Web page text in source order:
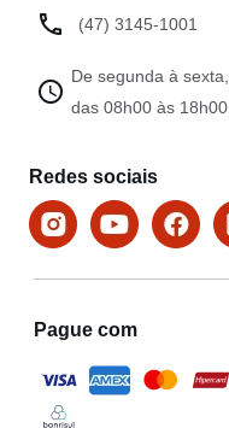
(47) 3145-1001
De segunda à sexta,
das 08h00 às 18h00.
Redes sociais
Pague com